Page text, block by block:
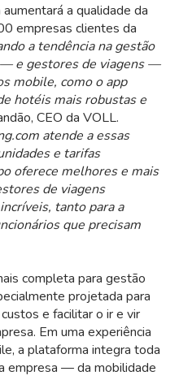
a qualidade da
empresas clientes da
a tendência na gestão
e gestores de viagens —
mobile, como o app
hotéis mais robustas e
CEO da VOLL.
atende a essas
e tarifas
oferece melhores e mais
de viagens
tanto para a
que precisam
completa para gestão
projetada para
e facilitar o ir e vir
Em uma experiência
a plataforma integra toda
empresa — da mobilidade